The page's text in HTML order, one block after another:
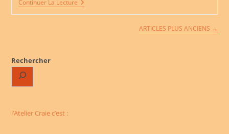
Continuer La LectureLes
Grandes
ARTICLES PLUS ANCIENS →
Rechercher
l’Atelier Craie c’est :